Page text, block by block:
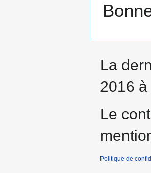
La
2016 à
Le
Politique de